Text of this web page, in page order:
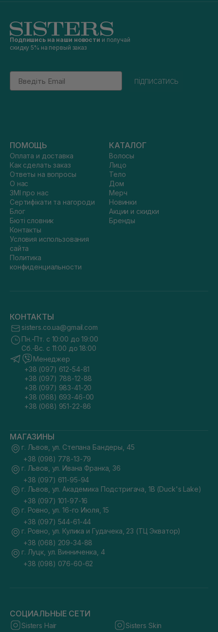
Подпишись на наши новости и получай
скидку 5% на первый заказ
Email
підписатись
ПОМОЩЬ
Оплата и доставка
Как сделать заказ
Ответы на вопросы
О нас
ЗМІ про нас
Сертифікати та нагороди
Блог
Бюті словник
Контакты
Условия использования
сайта
Политика
конфиденциальности
КАТАЛОГ
Волосы
Лицо
Тело
Дом
Мерч
Новинки
Акции и скидки
Бренды
КОНТАКТЫ
sisters.co.ua@gmail.com
Пн.-Пт. с 10:00 до 19:00
Сб.-Вс. с 11:00 до 18:00
Менеджер
+38 (097) 612-54-81
+38 (097) 788-12-88
+38 (097) 983-41-20
+38 (068) 693-46-00
+38 (068) 951-22-86
МАГАЗИНЫ
г. Львов, ул. Степана Бандеры, 45
+38 (098) 778-13-79
г. Львов, ул. Ивана Франка, 36
+38 (097) 611-95-94
г. Львов, ул. Академика Подстригача, 1В (Duck's Lake)
+38 (097) 101-97-16
г. Ровно, ул. 16-го Июля, 15
+38 (097) 544-61-44
г. Ровно, ул. Кулика и Гудачека, 23 (ТЦ Экватор)
+38 (068) 209-34-88
г. Луцк, ул. Винниченка, 4
+38 (098) 076-60-62
СОЦИАЛЬНЫЕ СЕТИ
Sisters Hair Sisters Skin